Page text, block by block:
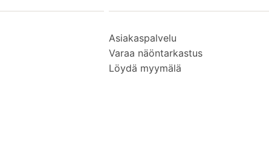
Asiakaspalvelu
Varaa näöntarkastus
Löydä myymälä